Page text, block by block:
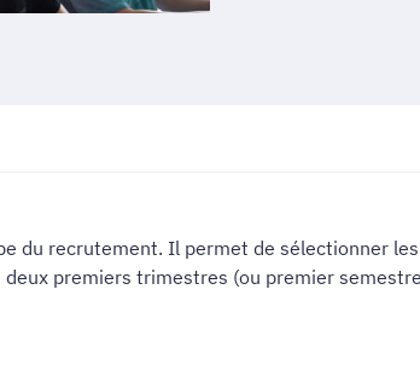
du recrutement. Il permet de sélectionner
premiers trimestres (ou premier